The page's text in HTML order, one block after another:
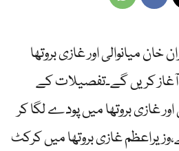
خان میانوالی اور غازی بروتھا
کریں گے۔تفصیلات کے
غازی بروتھا میں پودے لگا کر
غازی بروتھا میں کرکٹ